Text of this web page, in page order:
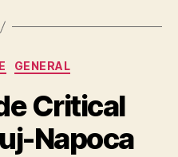
Categories
GENERAL
Critical
Napoca